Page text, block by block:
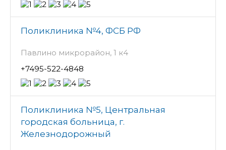
Поликлиника №4, ФСБ РФ
Павлино микрорайон, 1 к4
+7495-522-4848
Поликлиника №5, Центральная
городская больница, г.
Железнодорожный